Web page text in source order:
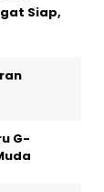
Siap,
G-